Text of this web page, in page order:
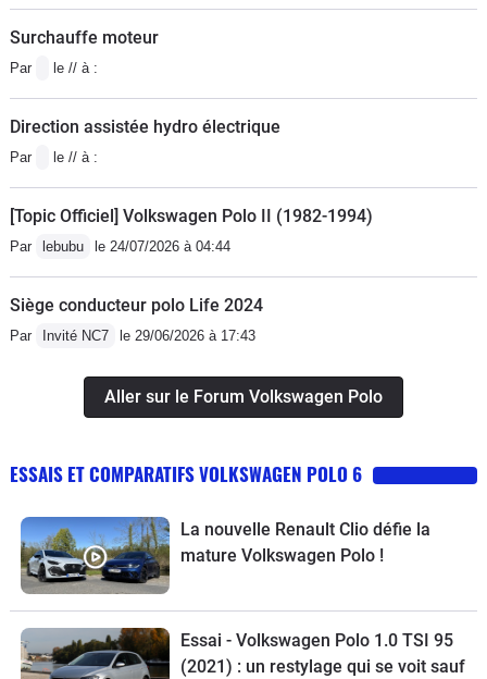
Surchauffe moteur
Par le // à :
Direction assistée hydro électrique
Par le // à :
[Topic Officiel] Volkswagen Polo II (1982-1994)
Par lebubu le 24/07/2026 à 04:44
Siège conducteur polo Life 2024
Par Invité NC7 le 29/06/2026 à 17:43
Aller sur le Forum Volkswagen Polo
ESSAIS ET COMPARATIFS VOLKSWAGEN POLO 6
La nouvelle Renault Clio défie la
mature Volkswagen Polo !
Essai - Volkswagen Polo 1.0 TSI 95
(2021) : un restylage qui se voit sauf